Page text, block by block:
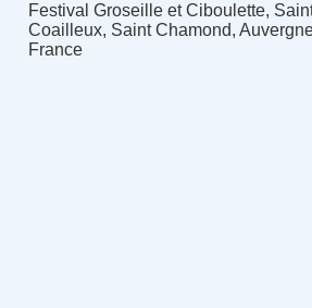
Festival Groseille et Ciboulette,
Coailleux, Saint Chamond,
France